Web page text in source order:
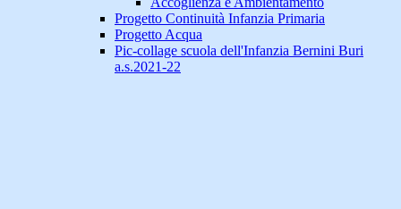
Progetto Continuità Infanzia Primaria
Progetto Acqua
Pic-collage scuola dell'Infanzia Bernini Buri
a.s.2021-22